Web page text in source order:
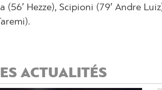
(56′ Hezze), Scipioni (79′ Andre
ACTUALITÉS